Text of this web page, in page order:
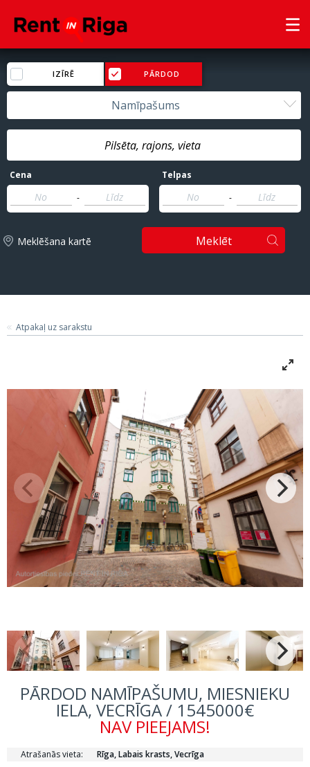
IZĪRĒ PĀRDOD
Namīpašums
Cena
-
Telpas
-
Meklēšana kartē Meklēt
Atpakaļ uz sarakstu
PĀRDOD NAMĪPAŠUMU, MIESNIEKU
IELA, VECRĪGA / 1545000€
NAV PIEEJAMS!
Atrašanās vieta:
Rīga, Labais krasts, Vecrīga